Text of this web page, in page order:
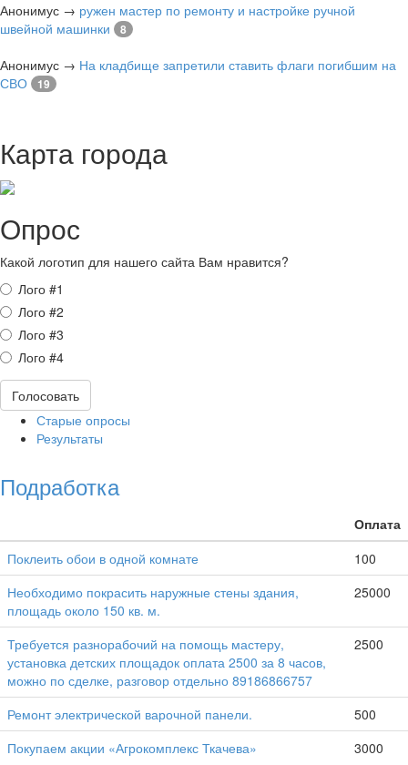
Анонимус → ружен мастер по ремонту и настройке ручной
швейной машинки
8
Анонимус → На кладбище запретили ставить флаги погибшим на
СВО
19
Карта города
Опрос
Какой логотип для нашего сайта Вам нравится?
Варианты
Лого #1
Лого #2
Лого #3
Лого #4
Голосовать
Старые опросы
Результаты
Подработка
Оплата
Поклеить обои в одной комнате
100
Необходимо покрасить наружные стены здания,
площадь около 150 кв. м.
25000
Требуется разнорабочий на помощь мастеру,
установка детских площадок оплата 2500 за 8 часов,
можно по сделке, разговор отдельно 89186866757
2500
Ремонт электрической варочной панели.
500
Покупаем акции «Агрокомплекс Ткачева»
3000